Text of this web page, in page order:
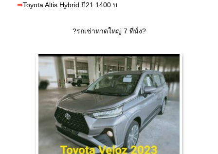
⇒Toyota Altis Hybrid ปี21 1400 บ
?รถเช่าหาดใหญ่ 7 ที่นั่ง?